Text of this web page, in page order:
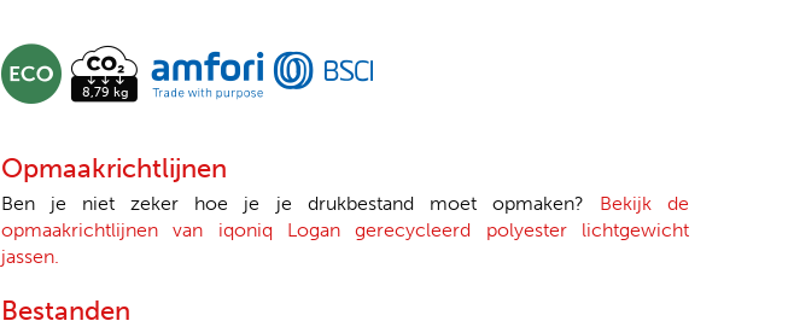
Opmaakrichtlijnen
Ben je niet zeker hoe je je drukbestand moet opmaken? Bekijk de
opmaakrichtlijnen van iqoniq Logan gerecycleerd polyester lichtgewicht
jassen.
Bestanden